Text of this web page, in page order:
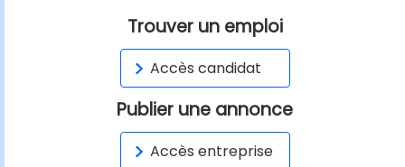
Trouver un emploi
Accès candidat
Publier une annonce
Accès entreprise